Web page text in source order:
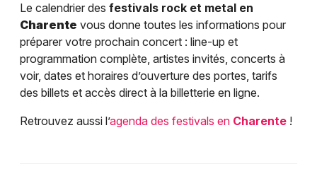
Le calendrier des festivals rock et metal en
Charente vous donne toutes les informations pour
préparer votre prochain concert : line-up et
programmation complète, artistes invités, concerts à
voir, dates et horaires d’ouverture des portes, tarifs
des billets et accès direct à la billetterie en ligne.
Retrouvez aussi l’agenda des festivals en Charente !